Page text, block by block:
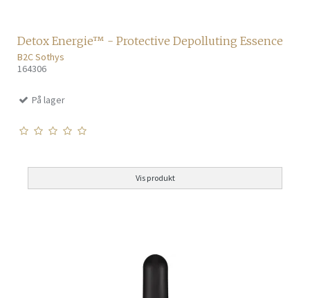
Detox Energie™ - Protective Depolluting Essence
B2C Sothys
164306
På lager
Vis produkt